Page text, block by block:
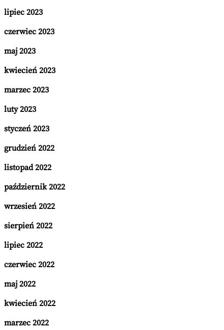
lipiec 2023
czerwiec 2023
maj 2023
kwiecień 2023
marzec 2023
luty 2023
styczeń 2023
grudzień 2022
listopad 2022
październik 2022
wrzesień 2022
sierpień 2022
lipiec 2022
czerwiec 2022
maj 2022
kwiecień 2022
marzec 2022